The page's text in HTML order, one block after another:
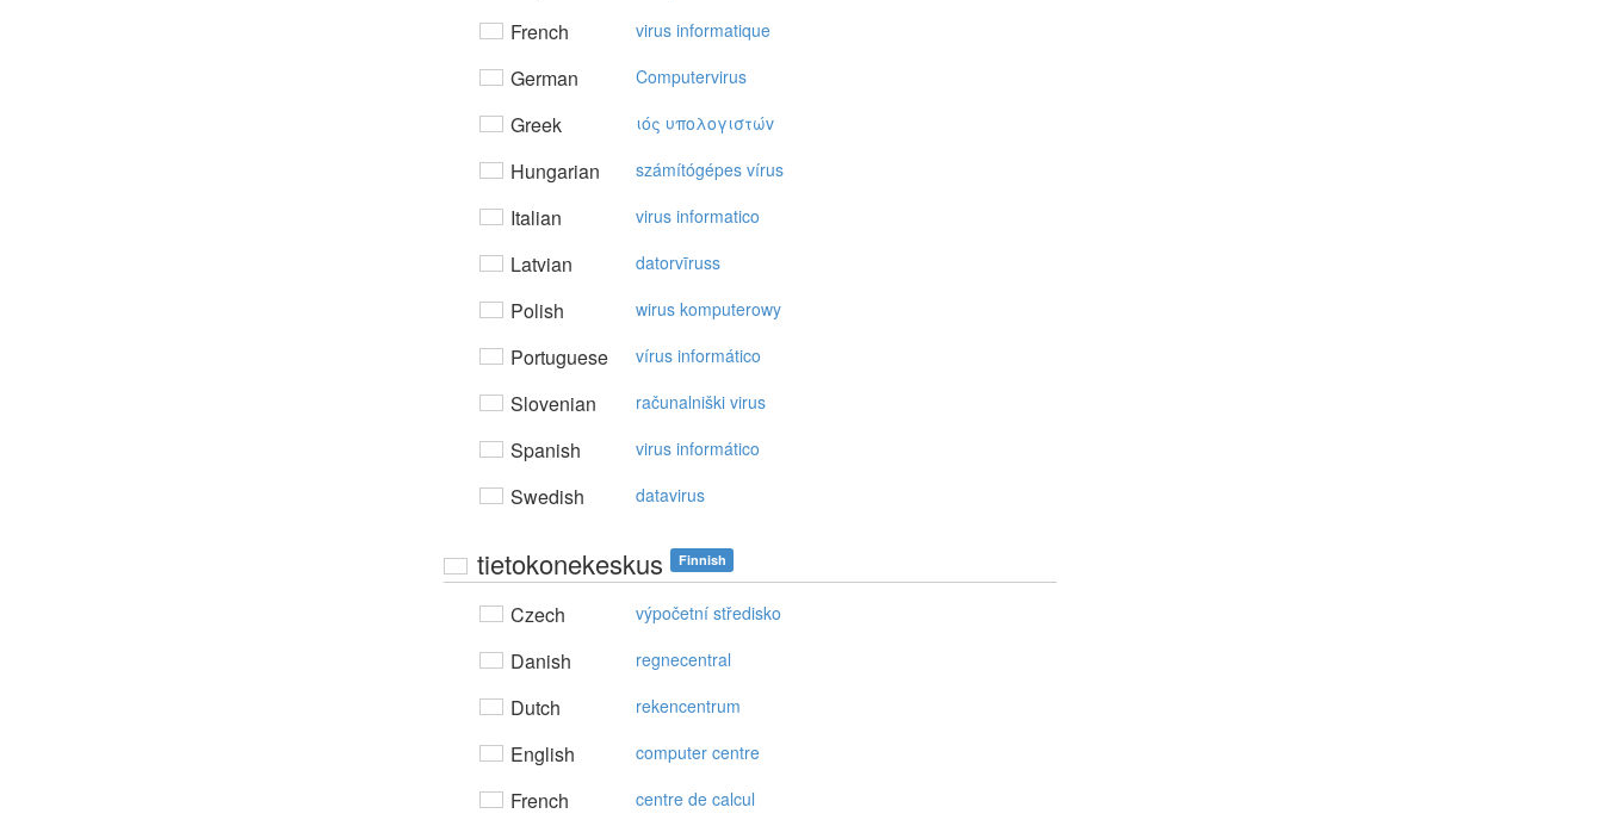
French virus informatique
German Computervirus
Greek ιός υπoλoγιστώv
Hungarian számítógépes vírus
Italian virus informatico
Latvian datorvīruss
Polish wirus komputerowy
Portuguese vírus informático
Slovenian računalniški virus
Spanish virus informático
Swedish datavirus
tietokonekeskus Finnish
Czech výpočetní středisko
Danish regnecentral
Dutch rekencentrum
English computer centre
French centre de calcul